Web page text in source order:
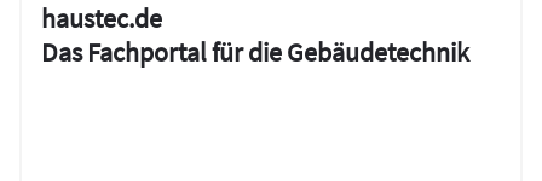
haustec.de
Das Fachportal für die Gebäudetechnik